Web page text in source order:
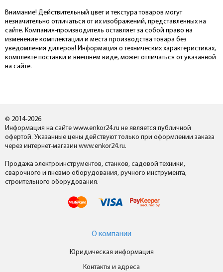
Внимание! Действительный цвет и текстура товаров могут
незначительно отличаться от их изображений, представленных на
сайте. Компания-производитель оставляет за собой право на
изменение комплектации и места производства товара без
уведомления дилеров! Информация о технических характеристиках,
комплекте поставки и внешнем виде, может отличаться от указанной
на сайте.
© 2014-2026
Информация на сайте www.enkor24.ru не является публичной
офертой. Указанные цены действуют только при оформлении заказа
через интернет-магазин www.enkor24.ru.
Продажа электроинструментов, станков, садовой техники,
сварочного и пневмо оборудования, ручного инструмента,
строительного оборудования.
О компании
Юридическая информация
Контакты и адреса